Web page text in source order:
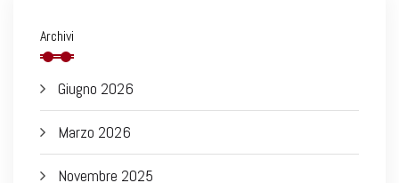
Archivi
Giugno 2026
Marzo 2026
Novembre 2025